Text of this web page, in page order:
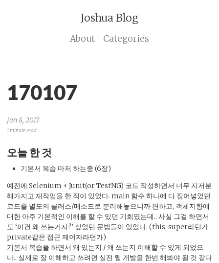
Joshua Blog
About Categories
170107
Jan 8, 2017
1 minute read
오늘 한 것
기본서 복습 마저 하는중 (6장)
예전에 Selenium + Junit(or TestNG) 코드 작성하면서 너무 지저분
해가지고 재작업을 한 적이 있었다. main 함수 하나에 다 집어넣었던
코드를 별도의 클래스/메소드로 분리해놓으니까 편하고, 객체지향에
대한 아주 기본적인 이해를 할 수 있던 기회였는데.. 사실 그걸 하면서
도 ‘이건 왜 쓰는거지?’ 싶었던 문법들이 있었다. (this, super라던가
private같은 접근 제어자라던가)
기본서 복습을 하면서 왜 있는지 / 왜 쓰는지 이해할 수 있게 되었으
나.. 실제로 잘 이해하고 쓰려면 실전 웹 개발을 한번 해봐야 될 것 같다